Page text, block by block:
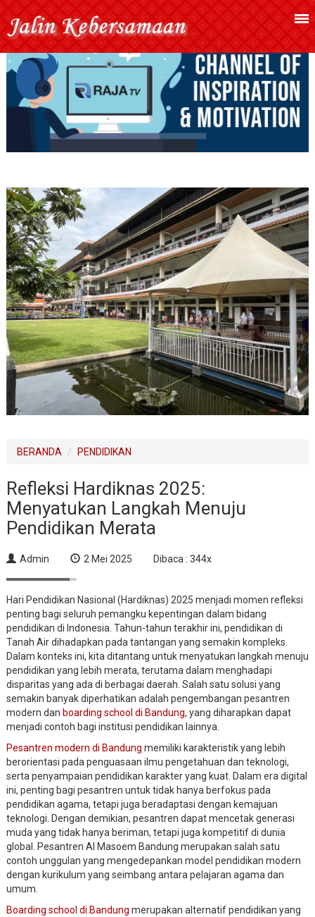
BERANDA PENDIDIKAN
Refleksi Hardiknas 2025:
Menyatukan Langkah Menuju
Pendidikan Merata
Admin 2 Mei 2025 Dibaca : 344x
Hari Pendidikan Nasional (Hardiknas) 2025 menjadi momen refleksi
penting bagi seluruh pemangku kepentingan dalam bidang
pendidikan di Indonesia. Tahun-tahun terakhir ini, pendidikan di
Tanah Air dihadapkan pada tantangan yang semakin kompleks.
Dalam konteks ini, kita ditantang untuk menyatukan langkah menuju
pendidikan yang lebih merata, terutama dalam menghadapi
disparitas yang ada di berbagai daerah. Salah satu solusi yang
semakin banyak diperhatikan adalah pengembangan pesantren
modern dan boarding school di Bandung, yang diharapkan dapat
menjadi contoh bagi institusi pendidikan lainnya.
Pesantren modern di Bandung memiliki karakteristik yang lebih
berorientasi pada penguasaan ilmu pengetahuan dan teknologi,
serta penyampaian pendidikan karakter yang kuat. Dalam era digital
ini, penting bagi pesantren untuk tidak hanya berfokus pada
pendidikan agama, tetapi juga beradaptasi dengan kemajuan
teknologi. Dengan demikian, pesantren dapat mencetak generasi
muda yang tidak hanya beriman, tetapi juga kompetitif di dunia
global. Pesantren Al Masoem Bandung merupakan salah satu
contoh unggulan yang mengedepankan model pendidikan modern
dengan kurikulum yang seimbang antara pelajaran agama dan
umum.
Boarding school di Bandung merupakan alternatif pendidikan yang